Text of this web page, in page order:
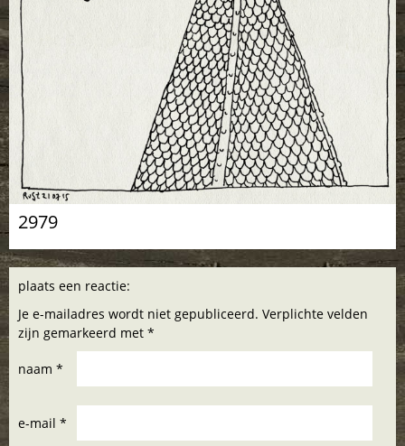
2979
plaats een reactie:
Je e-mailadres wordt niet gepubliceerd. Verplichte velden
zijn gemarkeerd met *
naam *
e-mail *